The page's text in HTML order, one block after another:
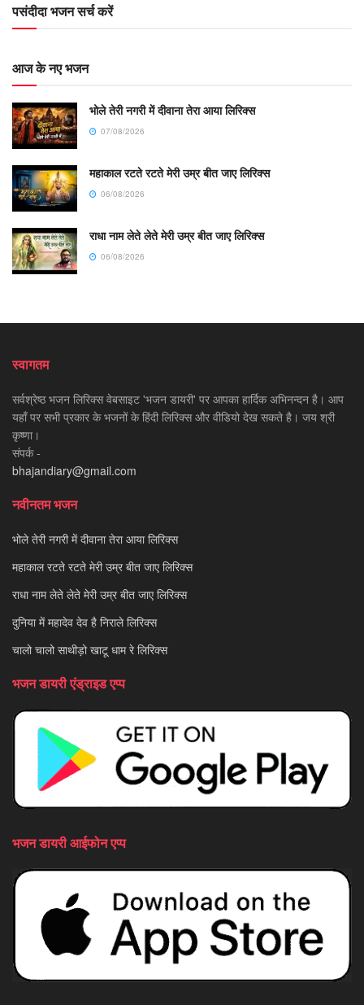
पसंदीदा भजन सर्च करें
आज के नए भजन
भोले तेरी नगरी में दीवाना तेरा आया लिरिक्स
07/08/2026
महाकाल रटते रटते मेरी उम्र बीत जाए लिरिक्स
06/08/2026
राधा नाम लेते लेते मेरी उम्र बीत जाए लिरिक्स
06/08/2026
स्वागतम
सर्वश्रेष्ठ भजन लिरिक्स वेबसाइट 'भजन डायरी' पर आपका हार्दिक अभिनन्दन है। आप
यहाँ पर सभी प्रकार के भजनों के हिंदी लिरिक्स और वीडियो देख सकते है। जय श्री
कृष्णा।
संपर्क -
bhajandiary@gmail.com
नवीनतम भजन
भोले तेरी नगरी में दीवाना तेरा आया लिरिक्स
महाकाल रटते रटते मेरी उम्र बीत जाए लिरिक्स
राधा नाम लेते लेते मेरी उम्र बीत जाए लिरिक्स
दुनिया में महादेव देव है निराले लिरिक्स
चालो चालो साथीड़ो खाटू धाम रे लिरिक्स
भजन डायरी एंड्राइड एप्प
भजन डायरी आईफोन एप्प